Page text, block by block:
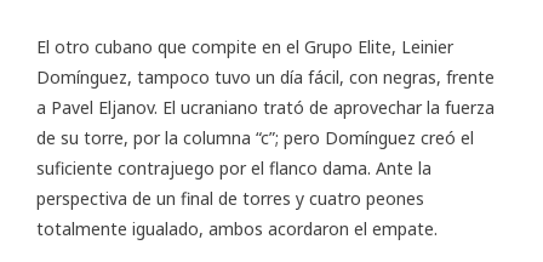
El otro cubano que compite en el Grupo Elite, Leinier
Domínguez, tampoco tuvo un día fácil, con negras, frente
a Pavel Eljanov. El ucraniano trató de aprovechar la fuerza
de su torre, por la columna “c”; pero Domínguez creó el
suficiente contrajuego por el flanco dama. Ante la
perspectiva de un final de torres y cuatro peones
totalmente igualado, ambos acordaron el empate.